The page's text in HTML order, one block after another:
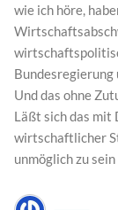
wie ich höre,
Und das ohne
Läßt sich das mit
wirtschaftlicher
unmöglich zu